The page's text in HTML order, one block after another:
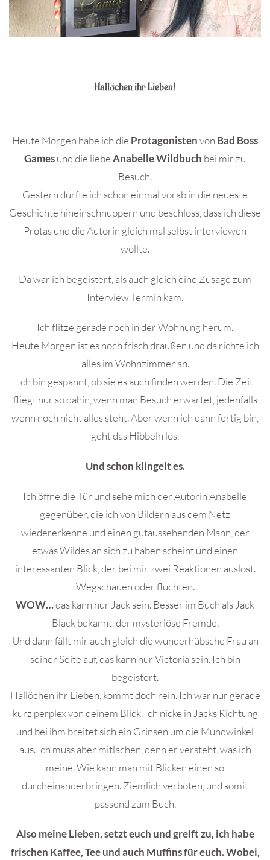
Hallöchen ihr Lieben!
Heute Morgen habe ich die Protagonistenvon Bad Boss
Gamesund die liebeAnabelle Wildbuch bei mir zu
Besuch.
Gestern durfte ich schon einmal vorab in die neueste
Geschichte hineinschnuppern und beschloss, dass ich diese
Protas und die Autorin gleich mal selbst interviewen
wollte.
Da war ich begeistert, als auch gleich eine Zusage zum
Interview Termin kam.
Ich flitze gerade noch in der Wohnung herum.
Heute Morgen ist es noch frisch draußen und da richte ich
alles im Wohnzimmer an.
Ich bin gespannt, ob sie es auch finden werden. Die Zeit
fliegt nur so dahin, wenn man Besuch erwartet, jedenfalls
wenn noch nicht alles steht. Aber wenn ich dann fertig bin,
geht das Hibbeln los.
Und schon klingelt es.
Ich öffne die Tür und sehe mich der Autorin Anabelle
gegenüber, die ich von Bildern aus dem Netz
wiedererkenne und einen gutaussehenden Mann, der
etwas Wildes an sich zu haben scheint und einen
interessanten Blick, der bei mir zwei Reaktionen auslöst.
Wegschauen oder flüchten.
WOW…das kann nur Jack sein. Besser im Buch als Jack
Black bekannt, der mysteriöse Fremde.
Und dann fällt mir auch gleich die wunderhübsche Frau an
seiner Seite auf, das kann nur Victoria sein. Ich bin
begeistert.
Hallöchen ihr Lieben, kommt doch rein. Ich war nur gerade
kurz perplex von deinem Blick. Ich nicke in Jacks Richtung
und bei ihm breitet sich ein Grinsen um die Mundwinkel
aus. Ich muss aber mitlachen, denn er versteht, was ich
meine. Wie kann man mit Blicken einen so
durcheinanderbringen. Ziemlich verboten, und somit
passend zum Buch.
Also meine Lieben, setzt euch und greift zu, ich habe
frischen Kaffee, Tee und auch Muffins für euch. Wobei,